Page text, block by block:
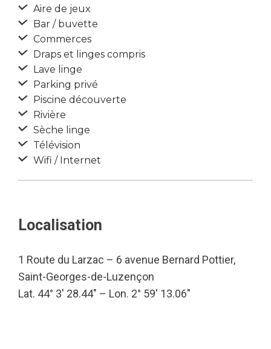
Aire de jeux
Bar / buvette
Commerces
Draps et linges compris
Lave linge
Parking privé
Piscine découverte
Rivière
Sèche linge
Télévision
Wifi / Internet
Localisation
1 Route du Larzac – 6 avenue Bernard Pottier,
Saint-Georges-de-Luzençon
Lat. 44° 3′ 28.44″ – Lon. 2° 59′ 13.06″